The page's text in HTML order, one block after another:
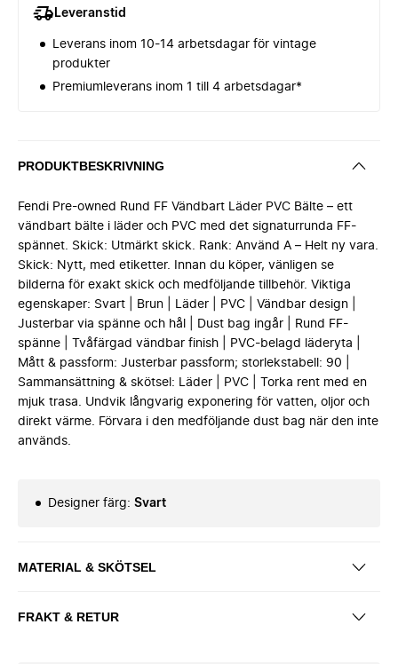
Leveranstid
Leverans inom 10-14 arbetsdagar för vintage
produkter
Premiumleverans inom 1 till 4 arbetsdagar*
PRODUKTBESKRIVNING
Fendi Pre-owned Rund FF Vändbart Läder PVC Bälte – ett
vändbart bälte i läder och PVC med det signaturrunda FF-
spännet. Skick: Utmärkt skick. Rank: Använd A – Helt ny vara.
Skick: Nytt, med etiketter. Innan du köper, vänligen se
bilderna för exakt skick och medföljande tillbehör. Viktiga
egenskaper: Svart | Brun | Läder | PVC | Vändbar design |
Justerbar via spänne och hål | Dust bag ingår | Rund FF-
spänne | Tvåfärgad vändbar finish | PVC-belagd läderyta |
Mått & passform: Justerbar passform; storlekstabell: 90 |
Sammansättning & skötsel: Läder | PVC | Torka rent med en
mjuk trasa. Undvik långvarig exponering för vatten, oljor och
direkt värme. Förvara i den medföljande dust bag när den inte
används.
Designer färg: Svart
MATERIAL & SKÖTSEL
FRAKT & RETUR